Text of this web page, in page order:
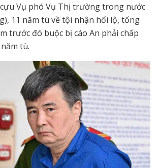
Vụ phó Vụ Thị trường trong nước
11 năm tù về tội nhận hối lộ, tổng
trước đó buộc bị cáo An phải chấp
tù.